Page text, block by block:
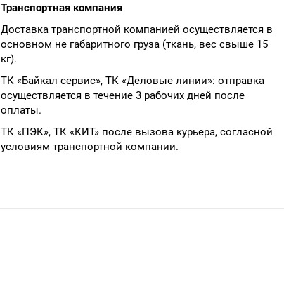
Транспортная компания
Доставка транспортной компанией осуществляется в
основном не габаритного груза (ткань, вес свыше 15
кг).
ТК «Байкал сервис», ТК «Деловые линии»: отправка
осуществляется в течение 3 рабочих дней после
оплаты.
ТК «ПЭК», ТК «КИТ» после вызова курьера, согласной
условиям транспортной компании.